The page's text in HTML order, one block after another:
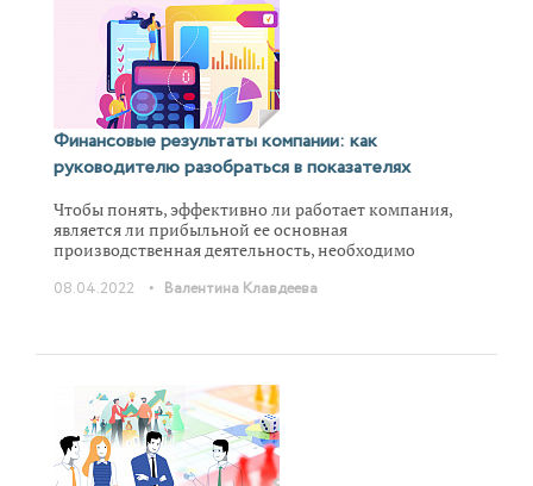
Финансовые результаты компании: как
руководителю разобраться в показателях
Чтобы понять, эффективно ли работает компания,
является ли прибыльной ее основная
производственная деятельность, необходимо
проанализировать необходимые показатели,
08.04.2022 • Валентина Клавдеева